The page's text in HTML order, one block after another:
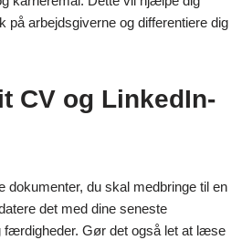
på arbejdsgiverne og differentiere dig
CV og LinkedIn-
dokumenter, du skal medbringe til en
det med dine seneste
færdigheder. Gør det også let at læse